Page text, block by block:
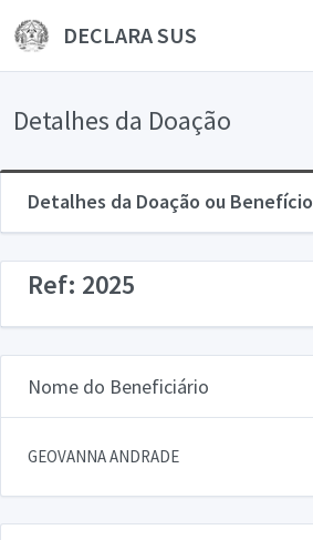
DECLARA SUS
Detalhes da Doação
Detalhes da Doação ou Benefício
Ref: 2025
Nome do Beneficiário
GEOVANNA ANDRADE